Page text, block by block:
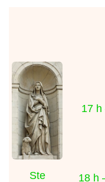
Ste
17 h
18 h